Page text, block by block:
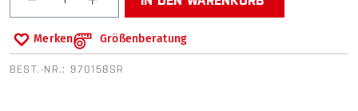
Merken Größenberatung
BEST.-NR.: 970158SR